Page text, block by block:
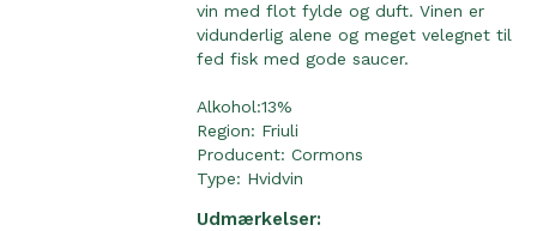
vin med flot fylde og duft. Vinen er
vidunderlig alene og meget velegnet til
fed fisk med gode saucer.
Alkohol:13%
Region: Friuli
Producent:Cormons
Type: Hvidvin
Udmærkelser: